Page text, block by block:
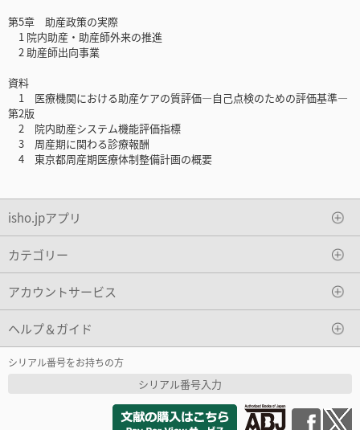
第5章 助産政策の実際
1 院内助産・助産師外来の推進
2 助産師出向事業
資料
1 医療機関における助産ケアの質評価―自己点検のための評価基準―
第2版
2 院内助産システム機能評価指標
3 周産期に関わる診療報酬
4 東京都周産期医療体制整備計画の概要
isho.jpアプリ
カテゴリー
アカウントサービス
ヘルプ＆ガイド
シリアル番号をお持ちの方
シリアル番号入力